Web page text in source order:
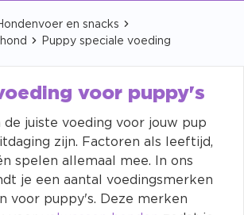
en snacks
Puppy speciale voeding
voor puppy's
de juiste voeding voor jouw pup
zijn. Factoren als leeftijd,
spelen allemaal mee. In ons
je een aantal voedingsmerken
voor puppy's. Deze merken